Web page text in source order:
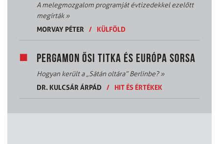
A melegmozgalom programját évtizedekkel ezelőtt
megírták»
MORVAY PÉTER
/ KÜLFÖLD
PERGAMON ŐSI TITKA ÉS EURÓPA SORSA
Hogyan került a „Sátán oltára” Berlinbe?»
DR. KULCSÁR ÁRPÁD
/ HIT ÉS ÉRTÉKEK